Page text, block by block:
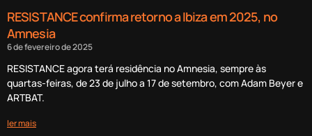
RESISTANCE confirma retorno a Ibiza em 2025, no
Amnesia
6 de fevereiro de 2025
RESISTANCE agora terá residência no Amnesia, sempre às
quartas-feiras, de 23 de julho a 17 de setembro, com Adam Beyer e
ARTBAT.
ler mais